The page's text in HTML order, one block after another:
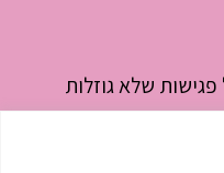
שלא גוזלות